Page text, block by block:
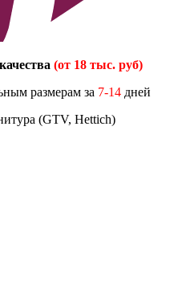
(от 18 тыс. руб)
размерам за 7-14 дней
(GTV, Hettich)